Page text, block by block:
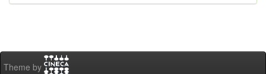
Theme by